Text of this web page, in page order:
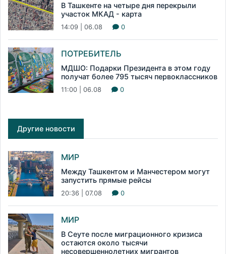
В Ташкенте на четыре дня перекрыли
участок МКАД - карта
14:09 | 06.08 0
ПОТРЕБИТЕЛЬ
МДШО: Подарки Президента в этом году
получат более 795 тысяч первоклассников
11:00 | 06.08 0
Другие новости
МИР
Между Ташкентом и Манчестером могут
запустить прямые рейсы
20:36 | 07.08 0
МИР
В Сеуте после миграционного кризиса
остаются около тысячи
несовершеннолетних мигрантов